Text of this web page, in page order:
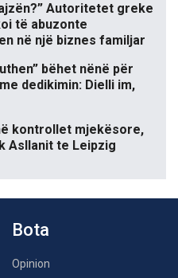
Autoritetet greke
të abuzonte
në një biznes familjar
bëhet nënë për
dedikimin: Dielli im,
kontrollet mjekësore,
Asllanit te Leipzig
Bota
Opinion